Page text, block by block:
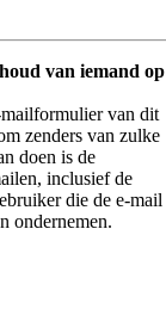
van iemand op
van dit
zenders van zulke
doen is de
inclusief de
die de e-mail
ondernemen.